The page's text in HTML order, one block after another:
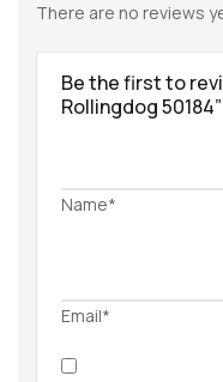
There are no reviews
Be the first to
Rollingdog 50184”
Name*
Email*